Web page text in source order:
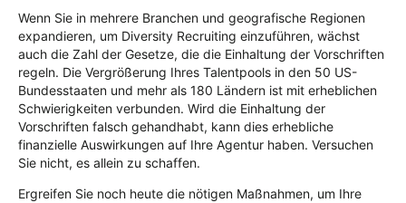
Wenn Sie in mehrere Branchen und geografische Regionen
expandieren, um Diversity Recruiting einzuführen, wächst
auch die Zahl der Gesetze, die die Einhaltung der Vorschriften
regeln. Die Vergrößerung Ihres Talentpools in den 50 US-
Bundesstaaten und mehr als 180 Ländern ist mit erheblichen
Schwierigkeiten verbunden. Wird die Einhaltung der
Vorschriften falsch gehandhabt, kann dies erhebliche
finanzielle Auswirkungen auf Ihre Agentur haben. Versuchen
Sie nicht, es allein zu schaffen.
Ergreifen Sie noch heute die nötigen Maßnahmen, um Ihre